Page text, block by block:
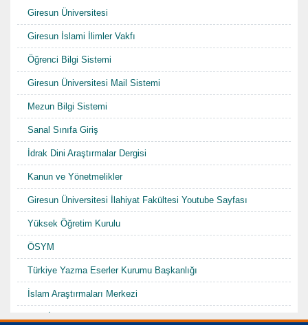
Giresun Üniversitesi
Giresun İslami İlimler Vakfı
Öğrenci Bilgi Sistemi
Giresun Üniversitesi Mail Sistemi
Mezun Bilgi Sistemi
Sanal Sınıfa Giriş
İdrak Dini Araştırmalar Dergisi
Kanun ve Yönetmelikler
Giresun Üniversitesi İlahiyat Fakültesi Youtube Sayfası
Yüksek Öğretim Kurulu
ÖSYM
Türkiye Yazma Eserler Kurumu Başkanlığı
İslam Araştırmaları Merkezi
TDV İslam Ansiklopedisi